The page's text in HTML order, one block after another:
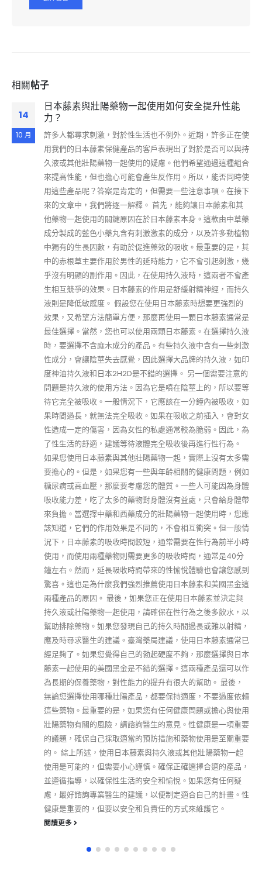
相關帖子
14
10 月
日本藤素與壯陽藥物一起使用如何安全提升性能
力？
許多人都尋求刺激，對於性生活也不例外。近期，許多正在使
用我們的日本藤素保健產品的客戶表現出了對於是否可以與持
久液或其他壯陽藥物一起使用的疑慮。他們希望通過這種組合
來提高性能，但也擔心可能會產生反作用。所以，能否同時使
用這些產品呢？答案是肯定的，但需要一些注意事項。在接下
來的文章中，我們將逐一解釋。 首先，能夠讓日本藤素和其
他藥物一起使用的關鍵原因在於日本藤素本身。這款由中草藥
成分製成的藍色小藥丸含有刺激激素的成分，以及許多動植物
中獨有的生長因數，有助於促進藥效的吸收。最重要的是，其
中的赤根草主要作用於男性的延時能力，它不會引起刺激，幾
乎沒有明顯的副作用。因此，在使用持久液時，這兩者不會產
生相互競爭的效果。日本藤素的作用是舒緩射精神經，而持久
液則是降低敏感度。 假設您在使用日本藤素時想要更強烈的
效果，又希望方法簡單方便，那麼再使用一顆日本藤素通常是
最佳選擇。當然，您也可以使用兩顆日本藤素。在選擇持久液
時，要選擇不含麻木成分的產品。有些持久液中含有一些刺激
性成分，會讓陰莖失去感覺，因此選擇大品牌的持久液，如印
度神油持久液和日本2H2D是不錯的選擇。 另一個需要注意的
問題是持久液的使用方法。因為它是噴在陰莖上的，所以要等
待它完全被吸收。一般情況下，它應該在一分鐘內被吸收，如
果時間過長，就無法完全吸收。如果在吸收之前插入，會對女
性造成一定的傷害，因為女性的私處通常較為脆弱。因此，為
了性生活的舒適，建議等待液體完全吸收後再進行性行為。
如果您使用日本藤素與其他壯陽藥物一起，實際上沒有太多需
要擔心的。但是，如果您有一些與年齡相關的健康問題，例如
糖尿病或高血壓，那麼要考慮您的體質。一些人可能因為身體
吸收能力差，吃了太多的藥物對身體沒有益處，只會給身體帶
來負擔。當選擇中藥和西藥成分的壯陽藥物一起使用時，您應
該知道，它們的作用效果是不同的，不會相互衝突。但一般情
況下，日本藤素的吸收時間較短，通常需要在性行為前半小時
使用，而使用兩種藥物則需要更多的吸收時間，通常是40分
鐘左右。然而，延長吸收時間帶來的性愉悅體驗也會讓您感到
驚喜。這也是為什麼我們強烈推薦使用日本藤素和美國黑金這
兩種產品的原因。 最後，如果您正在使用日本藤素並決定與
持久液或壯陽藥物一起使用，請確保在性行為之後多飲水，以
幫助排除藥物。如果您發現自己的持久時間過長或難以射精，
應及時尋求醫生的建議。臺灣藥局建議，使用日本藤素通常已
經足夠了。如果您覺得自己的勃起硬度不夠，那麼選擇與日本
藤素一起使用的美國黑金是不錯的選擇。這兩種產品還可以作
為長期的保養藥物，對性能力的提升有很大的幫助。 最後，
無論您選擇使用哪種壯陽產品，都要保持適度，不要過度依賴
這些藥物。最重要的是，如果您有任何健康問題或擔心與使用
壯陽藥物有關的風險，請諮詢醫生的意見。性健康是一項重要
的議題，確保自己採取適當的預防措施和藥物使用是至關重要
的。 綜上所述，使用日本藤素與持久液或其他壯陽藥物一起
使用是可能的，但需要小心謹慎。確保正確選擇合適的產品，
並遵循指導，以確保性生活的安全和愉悅。如果您有任何疑
慮，最好諮詢專業醫生的建議，以便制定適合自己的計畫。性
健康是重要的，但要以安全和負責任的方式來維護它。
閱讀更多